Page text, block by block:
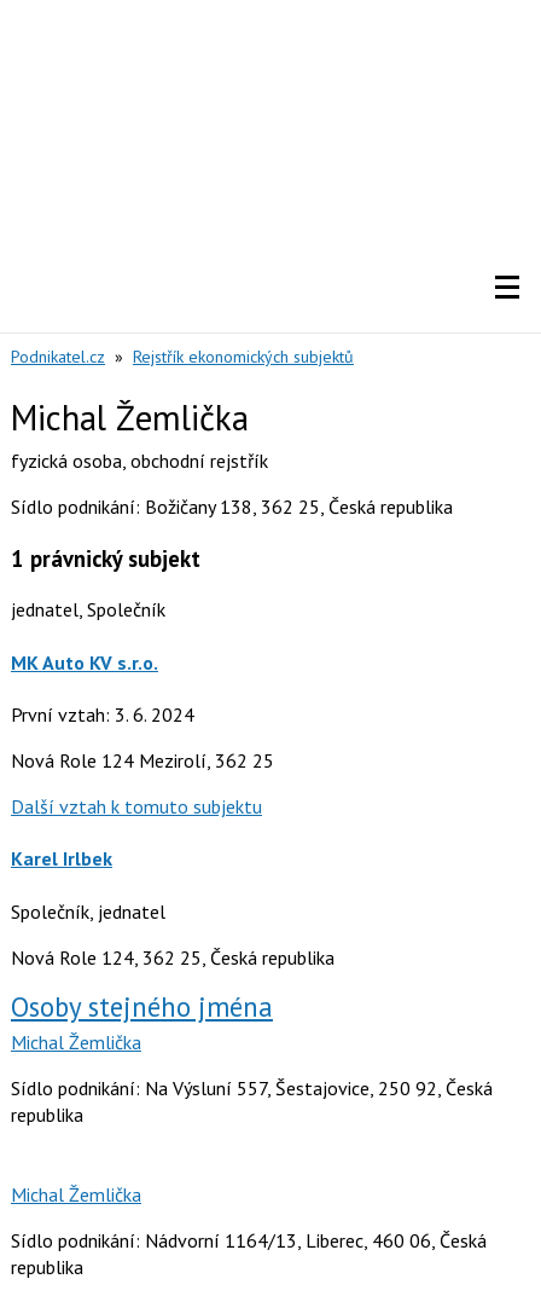
Podnikatel.cz » Rejstřík ekonomických subjektů
Michal Žemlička
fyzická osoba, obchodní rejstřík
Sídlo podnikání: Božičany 138, 362 25, Česká republika
1 právnický subjekt
jednatel, Společník
MK Auto KV s.r.o.
První vztah: 3. 6. 2024
Nová Role 124 Mezirolí, 362 25
Další vztah k tomuto subjektu
Karel Irlbek
Společník, jednatel
Nová Role 124, 362 25, Česká republika
Osoby stejného jména
Michal Žemlička
Sídlo podnikání: Na Výsluní 557, Šestajovice, 250 92, Česká
republika
Michal Žemlička
Sídlo podnikání: Nádvorní 1164/13, Liberec, 460 06, Česká
republika